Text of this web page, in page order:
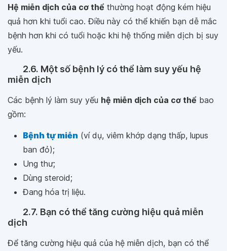
Hệ miễn dịch của cơ thể thường hoạt động kém hiệu
quả hơn khi tuổi cao. Điều này có thể khiến bạn dễ mắc
bệnh hơn khi có tuổi hoặc khi hệ thống miễn dịch bị suy
yếu.
2.6. Một số bệnh lý có thể làm suy yếu hệ
miễn dịch
Các bệnh lý làm suy yếu hệ miễn dịch của cơ thể bao
gồm:
Bệnh tự miễn (ví dụ, viêm khớp dạng thấp, lupus
ban đỏ);
Ung thư;
Dùng steroid;
Đang hóa trị liệu.
2.7. Bạn có thể tăng cường hiệu quả miễn
dịch
Để tăng cường hiệu quả của hệ miễn dịch, bạn có thể